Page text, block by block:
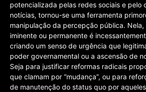
potencializada pelas redes sociais e pelo
notícias, tornou-se uma ferramenta
manipulação da percepção pública.
iminente ou permanente é
criando um senso de urgência que
poder governamental ou a ascensão de
Seja para justificar reformas radicais
que clamam por “mudança”, ou para
de manutenção do status quo por